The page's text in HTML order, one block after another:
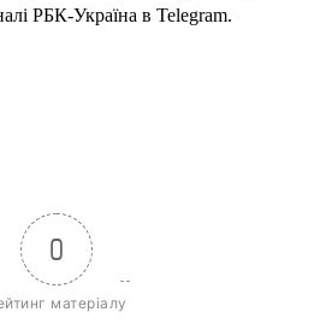
РБК-Україна в Telegram.
0
матеріалу